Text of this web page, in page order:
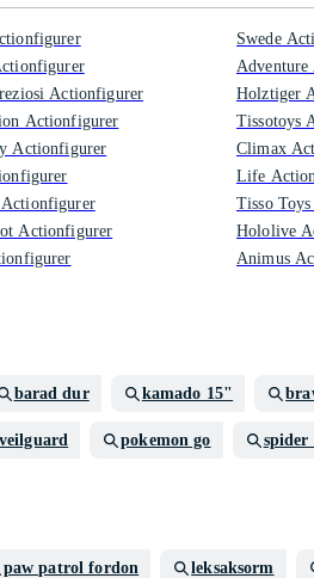
Actionfigurer
Actionfigurer
Actionfigurer
Actionfigurer
Swede
Holztiger
Tissotoys
Climax
Life
Tisso
Hololive
Animus
barad dur kamado 15"
pokemon go spider
paw patrol fordon leksaksorm